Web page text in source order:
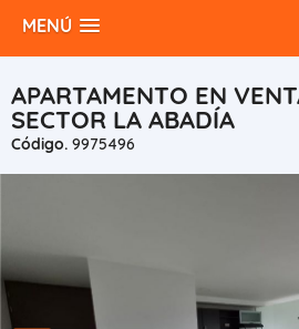
MENÚ
APARTAMENTO EN
SECTOR LA ABADÍA
Código. 9975496